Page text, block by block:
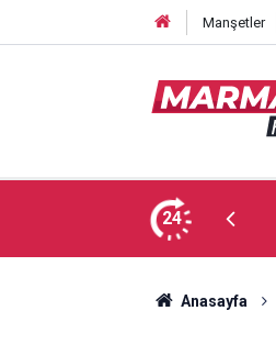
Manşetler
24
Başkan Hasar’dan tepki
Anasayfa